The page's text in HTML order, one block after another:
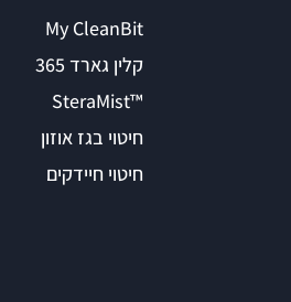
My CleanBit
קלין גארד 365
™SteraMist
חיטוי בגז אוזון
חיטוי חיידקים